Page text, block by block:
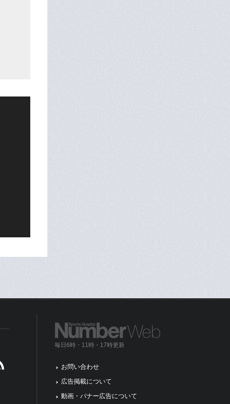
毎日6時・11時・17時更新
お問い合わせ
広告掲載について
動画・バナー広告について